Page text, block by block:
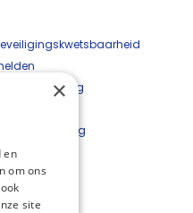
Cookieverklaring
Privacyverklaring
×
en
om ons
site